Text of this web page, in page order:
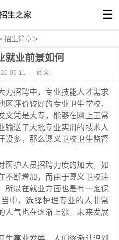
☰
招生简章 >
就业前景如何
05-11 阅读：
招聘中，专业技能人才需求
区评价较好的专业卫生学校，
文凭是大专，能够在网上正常
输送了大批专业实用的技术人
设多，那么遵义卫校卫生监督
护人员招聘力度的加大，如
不断增加，而由于遵义卫校注
所以在就业方面也是有一定保
中，选择护理专业的人非常
人气也在逐渐上涨，未来发展
事业发展，人们逐渐认识到